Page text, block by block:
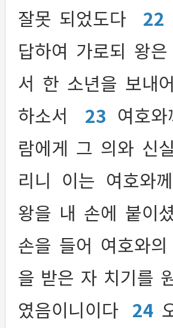
잘못 되었도다
22
답하여 가로되 왕
서 한 소년을 보내
하소서
23 여호
람에게 그 의와 신
리니 이는 여호와
왕을 내 손에 붙이
손을 들어 여호와
을 받은 자 치기를
였음이니이다 24